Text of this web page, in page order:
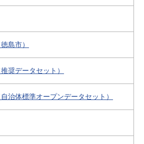
島市）
奨データセット）
治体標準オープンデータセット）